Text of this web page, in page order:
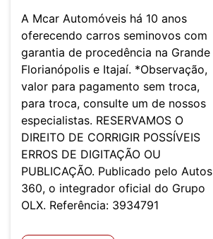
A Mcar Automóveis há 10 anos
oferecendo carros seminovos com
garantia de procedência na Grande
Florianópolis e Itajaí. *Observação,
valor para pagamento sem troca,
para troca, consulte um de nossos
especialistas. RESERVAMOS O
DIREITO DE CORRIGIR POSSÍVEIS
ERROS DE DIGITAÇÃO OU
PUBLICAÇÃO. Publicado pelo Autos
360, o integrador oficial do Grupo
OLX. Referência: 3934791